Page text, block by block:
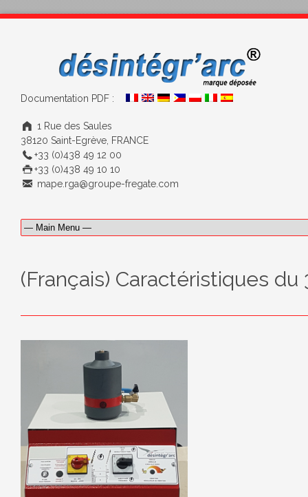
Documentation PDF :
1 Rue des Saules
38120 Saint-Egrève, FRANCE
+33 (0)438 49 12 00
+33 (0)438 49 10 10
mape.rga@groupe-fregate.com
(Français) Caractéristiques du